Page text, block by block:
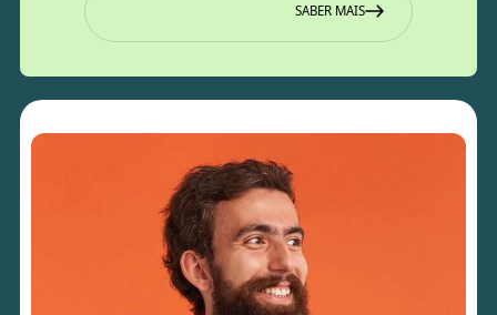
SABER MAIS